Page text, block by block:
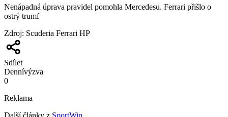
Nenápadná úprava pravidel pomohla Mercedesu. Ferrari přišlo o
ostrý trumf
Zdroj: Scuderia Ferrari HP
Sdílet
Dennívýzva
0
Reklama
Další články z SportWin